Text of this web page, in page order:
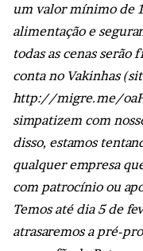
um valor mínimo de
alimentação e
todas as cenas serão
conta no Vakinhas
http://migre.me/
simpatizem com
disso, estamos
qualquer empresa
com patrocínio ou
Temos até dia 5 de
atrasaremos a pré-